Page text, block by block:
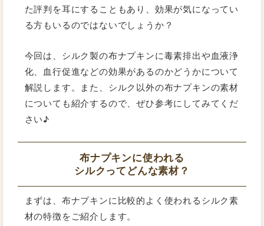
た評判を耳にすることもあり、効果が気になってい
る方もいるのではないでしょうか？
今回は、シルク製の布ナプキンに毒素排出や血液浄
化、血行促進などの効果があるのかどうかについて
解説します。また、シルク以外の布ナプキンの素材
についても紹介するので、ぜひ参考にしてみてくだ
さい♪
布ナプキンに使われる
シルクってどんな素材？
まずは、布ナプキンに比較的よく使われるシルク素
材の特徴をご紹介します。